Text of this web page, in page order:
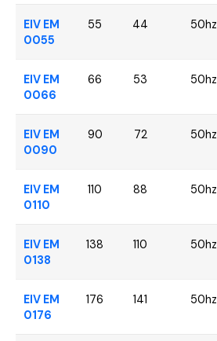
EIV EM
0055
55 44 50hz
EIV EM
0066
66 53 50hz
EIV EM
0090
90 72 50hz
EIV EM
0110
110 88 50hz
EIV EM
0138
138 110 50hz
EIV EM
0176
176 141 50hz